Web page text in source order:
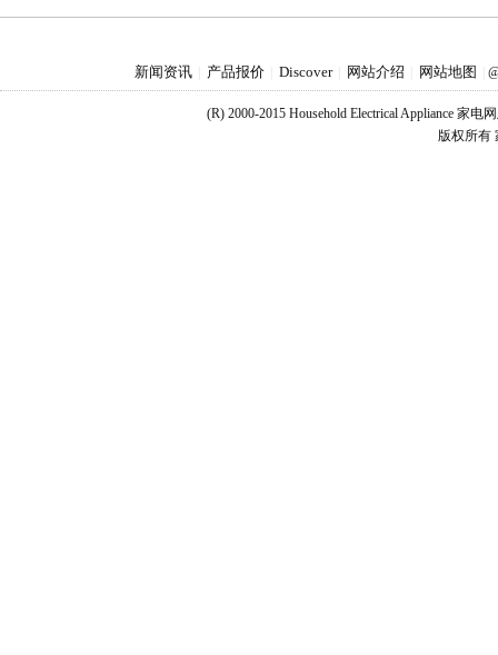
新闻资讯 产品报价 Discover 网站介绍 网站地图
(R) 2000-2015 Household Electrical Appliance 家电
版权所有